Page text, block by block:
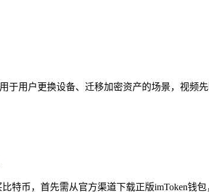
于用户更换设备、迁移加密资产的场景，视频
特币，首先需从官方渠道下载正版imToken钱